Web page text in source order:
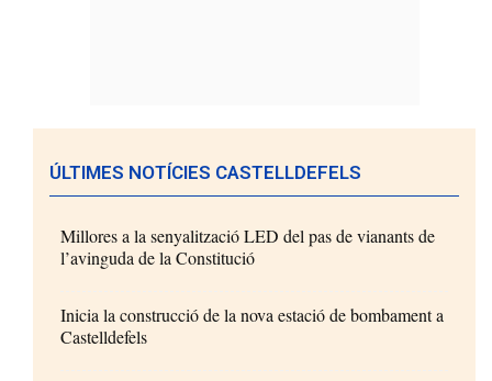
ÚLTIMES NOTÍCIES CASTELLDEFELS
Millores a la senyalització LED del pas de vianants de
l’avinguda de la Constitució
Inicia la construcció de la nova estació de bombament a
Castelldefels